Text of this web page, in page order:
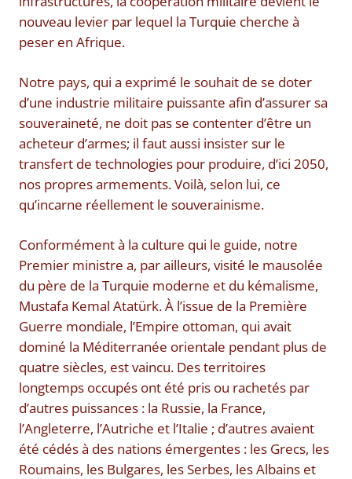
nouveau levier par lequel la Turquie cherche à
peser en Afrique.
Notre pays, qui a exprimé le souhait de se doter
d’une industrie militaire puissante afin d’assurer sa
souveraineté, ne doit pas se contenter d’être un
acheteur d’armes; il faut aussi insister sur le
transfert de technologies pour produire, d’ici 2050,
nos propres armements. Voilà, selon lui, ce
qu’incarne réellement le souverainisme.
Conformément à la culture qui le guide, notre
Premier ministre a, par ailleurs, visité le mausolée
du père de la Turquie moderne et du kémalisme,
Mustafa Kemal Atatürk. À l’issue de la Première
Guerre mondiale, l’Empire ottoman, qui avait
dominé la Méditerranée orientale pendant plus de
quatre siècles, est vaincu. Des territoires
longtemps occupés ont été pris ou rachetés par
d’autres puissances : la Russie, la France,
l’Angleterre, l’Autriche et l’Italie ; d’autres avaient
été cédés à des nations émergentes : les Grecs, les
Roumains, les Bulgares, les Serbes, les Albains et